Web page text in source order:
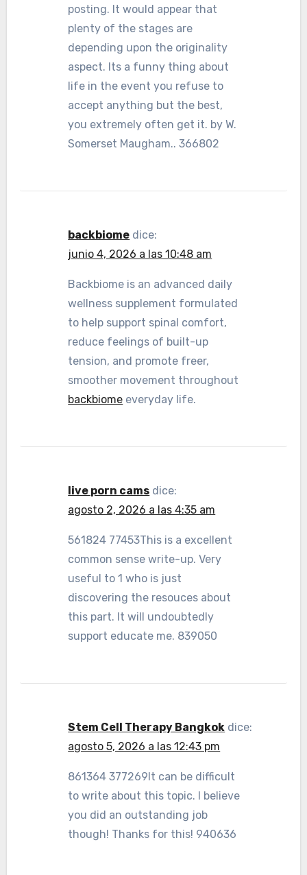
posting. It would appear that
plenty of the stages are
depending upon the originality
aspect. Its a funny thing about
life in the event you refuse to
accept anything but the best,
you extremely often get it. by W.
Somerset Maugham.. 366802
backbiome dice:
junio 4, 2026 a las 10:48 am
Backbiome is an advanced daily
wellness supplement formulated
to help support spinal comfort,
reduce feelings of built-up
tension, and promote freer,
smoother movement throughout
backbiome everyday life.
live porn cams dice:
agosto 2, 2026 a las 4:35 am
561824 77453This is a excellent
common sense write-up. Very
useful to 1 who is just
discovering the resouces about
this part. It will undoubtedly
support educate me. 839050
Stem Cell Therapy Bangkok dice:
agosto 5, 2026 a las 12:43 pm
861364 377269It can be difficult
to write about this topic. I believe
you did an outstanding job
though! Thanks for this! 940636